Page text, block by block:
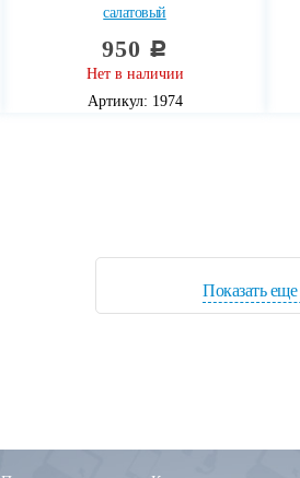
салатовый
950 c
Нет в наличии
Артикул: 1974
Показать еще